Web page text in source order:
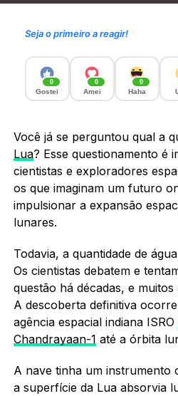
Seja o primeiro a reagir!
0
Gostei
0
Amei
0
Haha
Você já se perguntou qual a
Lua? Esse questionamento é
cientistas e exploradores
os que imaginam um futuro
impulsionar a expansão
lunares.
Todavia, a quantidade de
Os cientistas debatem e
questão há décadas, e
A descoberta definitiva
agência espacial indiana ISRO
Chandrayaan-1 até a órbita
A nave tinha um instrumento
a superfície da Lua absorvia